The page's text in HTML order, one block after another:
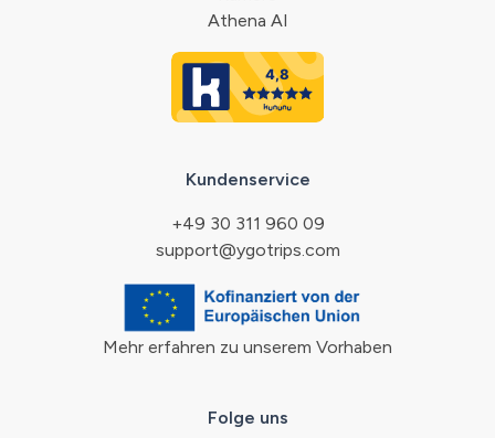
Athena AI
Kundenservice
+49 30 311 960 09
support@ygotrips.com
Mehr erfahren zu unserem Vorhaben
Folge uns